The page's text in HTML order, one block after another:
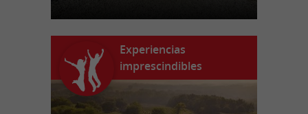
Experiencias
imprescindibles